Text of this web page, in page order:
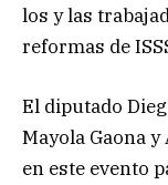
los y las
reformas de
El diputado
Mayola Gaona
en este evento